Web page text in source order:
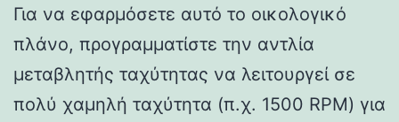
Για να εφαρμόσετε αυτό το οικολογικό
πλάνο, προγραμματίστε την αντλία
μεταβλητής ταχύτητας να λειτουργεί σε
πολύ χαμηλή ταχύτητα (π.χ. 1500 RPM) για